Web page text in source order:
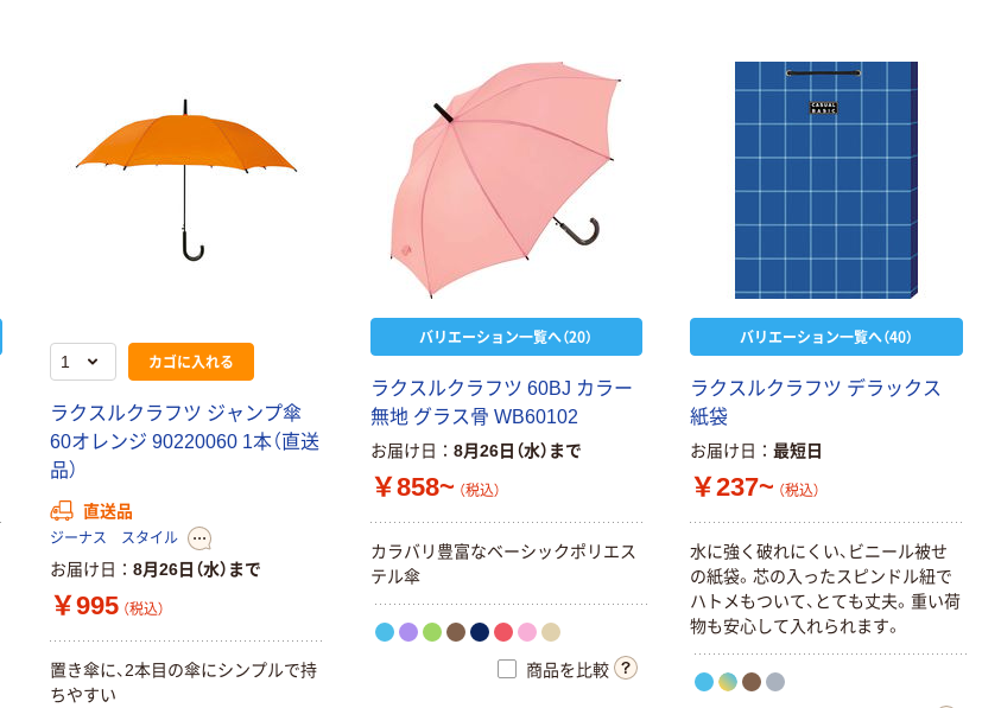
カゴに入れる
ラク ス ルク ラ フツ ジャ ンプ傘
60オ レ ンジ 90220060 1本（直送
品）
直送品
ジーナス スタイル
お届け日 8月26日（水）まで
￥995 （税込）
置き傘に、 2本目の傘にシンプルで持
ちやすい
バリエーション一覧へ（20）
ラク ス ルク ラ フツ 60BJ カ ラー
無地 グラ ス骨 WB60102
お届け日 8月26日（水）まで
￥858~ （税込）
カ ラバリ 豊富なベーシックポ リ エス
テル傘
商品を比較
バリエーション一覧へ（40）
ラク ス ルク ラ フツ デラ ック ス
紙袋
お届け日 最短日
￥237~ （税込）
水に強く破れに く い、 ビニール被せ
の紙袋。 芯の 入 ったス ピン ド ル紐で
ハ ト メもついて、 とても丈夫。重い荷
物も安心して 入 れられます。